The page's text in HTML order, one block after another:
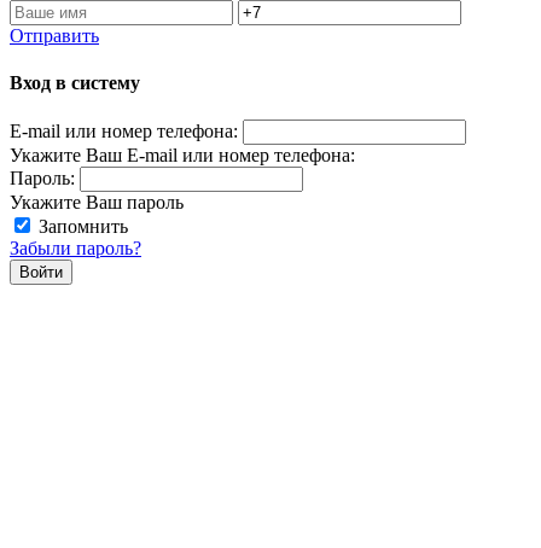
Отправить
Вход в систему
E-mail или номер телефона:
Укажите Ваш E-mail или номер телефона:
Пароль:
Укажите Ваш пароль
Запомнить
Забыли пароль?